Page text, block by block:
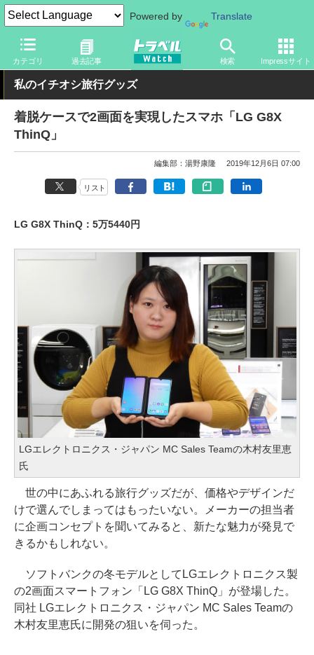
Powered by Translate
カテゴリ 過去記事 検索 Impressサイト
トラベル Watch 旅のアイテム スマホ・ルーター スマートフォ
私のイチオシ旅行グッズ
着脱ケースで2画面を実現したスマホ「LG G8X
ThinQ」
編集部：湯野康隆 2019年12月6日 07:00
リスト
LG G8X ThinQ：5万5440円
LGエレクトロニクス・ジャパン MC Sales Teamの木村友里恵
氏
世の中にあふれる旅行グッズだが、価格やデザインだ
けで選んでしまってはもったいない。メーカーの担当者
に企画コンセプトを聞いてみると、新たな魅力が発見で
きるかもしれない。
ソフトバンクの冬モデルとしてLGエレクトロニクス製
の2画面スマートフォン「LG G8X ThinQ」が登場した。
同社 LGエレクトロニクス・ジャパン MC Sales Teamの
木村友里恵氏に開発の狙いを伺った。